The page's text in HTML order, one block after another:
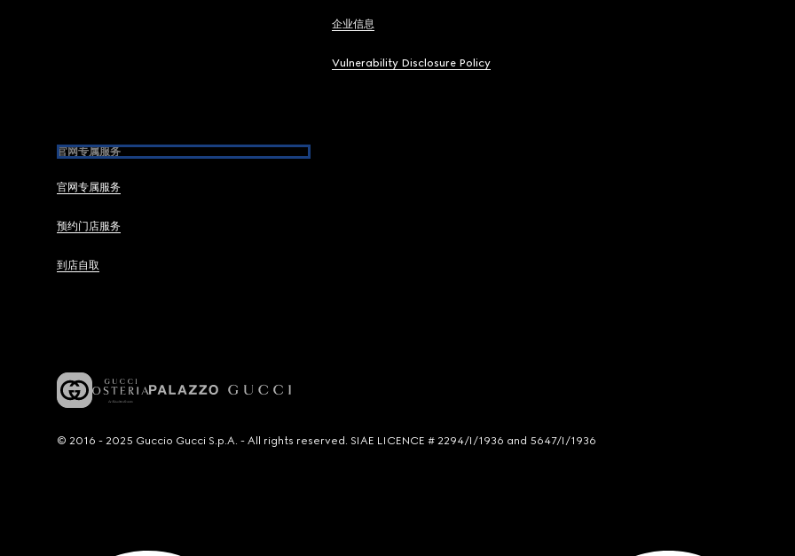
企业信息
Vulnerability Disclosure Policy
官网专属服务
官网专属服务
预约门店服务
到店自取
© 2016 - 2025 Guccio Gucci S.p.A. - All rights reserved. SIAE LICENCE # 2294/I/1936 and 5647/I/1936